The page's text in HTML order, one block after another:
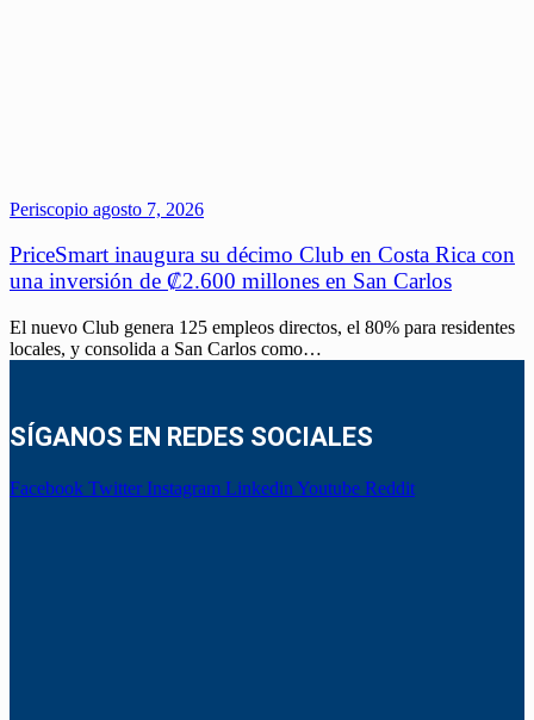
Periscopio agosto 7, 2026
PriceSmart inaugura su décimo Club en Costa Rica con
una inversión de ₡2.600 millones en San Carlos
El nuevo Club genera 125 empleos directos, el 80% para residentes
locales, y consolida a San Carlos como…
SÍGANOS EN REDES SOCIALES
Facebook Twitter Instagram Linkedin Youtube Reddit